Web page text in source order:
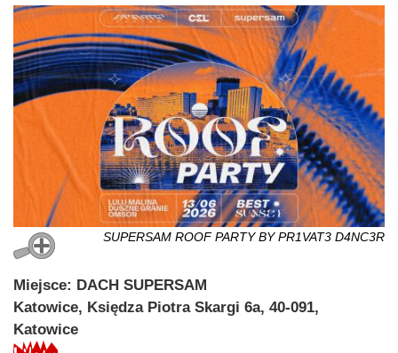
SUPERSAM ROOF PARTY BY PR1VAT3 D4NC3R
Miejsce: DACH SUPERSAM
Katowice, Księdza Piotra Skargi 6a, 40-091,
Katowice